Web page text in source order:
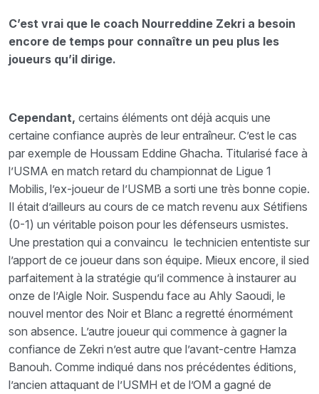
C’est vrai que le coach Nourreddine Zekri a besoin
encore de temps pour connaître un peu plus les
joueurs qu’il dirige.
Cependant, certains éléments ont déjà acquis une
certaine confiance auprès de leur entraîneur. C’est le cas
par exemple de Houssam Eddine Ghacha. Titularisé face à
l’USMA en match retard du championnat de Ligue 1
Mobilis, l’ex-joueur de l’USMB a sorti une très bonne copie.
Il était d’ailleurs au cours de ce match revenu aux Sétifiens
(0-1) un véritable poison pour les défenseurs usmistes.
Une prestation qui a convaincu le technicien ententiste sur
l’apport de ce joueur dans son équipe. Mieux encore, il sied
parfaitement à la stratégie qu’il commence à instaurer au
onze de l’Aigle Noir. Suspendu face au Ahly Saoudi, le
nouvel mentor des Noir et Blanc a regretté énormément
son absence. L’autre joueur qui commence à gagner la
confiance de Zekri n’est autre que l’avant-centre Hamza
Banouh. Comme indiqué dans nos précédentes éditions,
l’ancien attaquant de l’USMH et de l’OM a gagné de